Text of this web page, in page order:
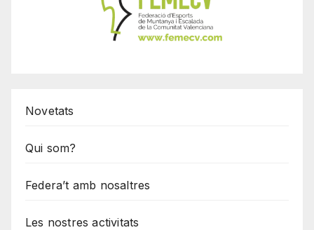
Novetats
Qui som?
Federa’t amb nosaltres
Les nostres activitats